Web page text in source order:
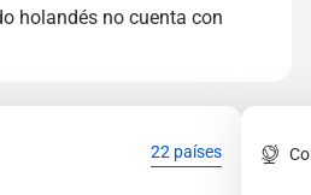
holandés no cuenta con
22 países